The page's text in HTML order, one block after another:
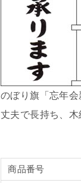
のぼり旗「忘年会
丈夫で長持ち、
商品番号